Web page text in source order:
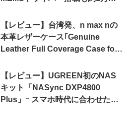
【レビュー】台湾発、n max nの
本革レザーケース｢Genuine
Leather Full Coverage Case for
【レビュー】UGREEN初のNAS
キット「NASync DXP4800
Plus」ｰ スマホ時代に合わせた設